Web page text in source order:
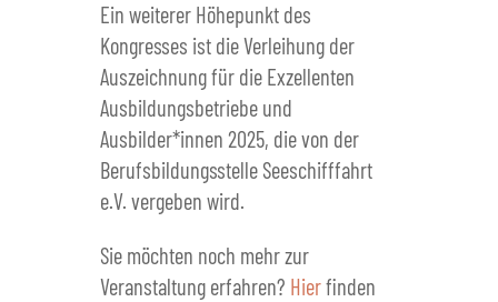
Ein weiterer Höhepunkt des
Kongresses ist die Verleihung der
Auszeichnung für die Exzellenten
Ausbildungsbetriebe und
Ausbilder*innen 2025, die von der
Berufsbildungsstelle Seeschifffahrt
e.V. vergeben wird.
Sie möchten noch mehr zur
Veranstaltung erfahren? Hierfinden